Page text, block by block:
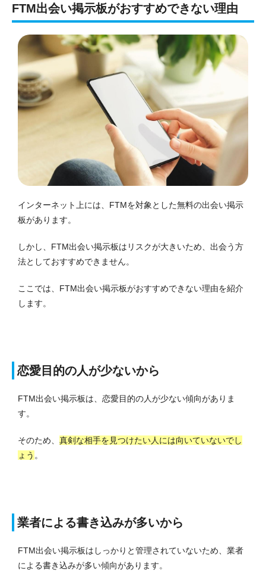
FTM出会い掲示板がおすすめできない理由
インターネット上には、FTMを対象とした無料の出会い掲示
板があります。
しかし、FTM出会い掲示板はリスクが大きいため、出会う方
法としておすすめできません。
ここでは、FTM出会い掲示板がおすすめできない理由を紹介
します。
恋愛目的の人が少ないから
FTM出会い掲示板は、恋愛目的の人が少ない傾向がありま
す。
そのため、 真剣な相手を見つけたい人には向いていないでし
ょう 。
業者による書き込みが多いから
FTM出会い掲示板はしっかりと管理されていないため、業者
による書き込みが多い傾向があります。